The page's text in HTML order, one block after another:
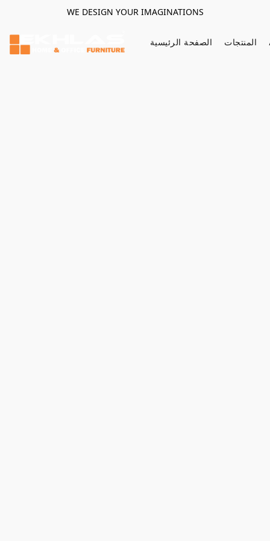
WE DESIGN YOUR IMAGINATIONS
الصفحة الرئيسية المنتجات